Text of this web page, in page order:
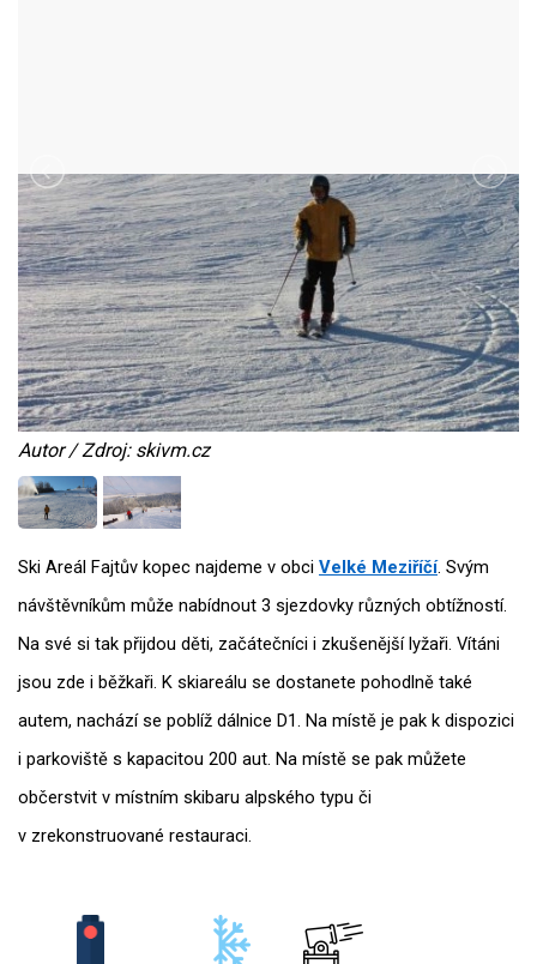
Autor / Zdroj: skivm.cz
Ski Areál Fajtův kopec najdeme v obci Velké Meziříčí. Svým
návštěvníkům může nabídnout 3 sjezdovky různých obtížností.
Na své si tak přijdou děti, začátečníci i zkušenější lyžaři. Vítáni
jsou zde i běžkaři. K skiareálu se dostanete pohodlně také
autem, nachází se poblíž dálnice D1. Na místě je pak k dispozici
i parkoviště s kapacitou 200 aut. Na místě se pak můžete
občerstvit v místním skibaru alpského typu či
v zrekonstruované restauraci.